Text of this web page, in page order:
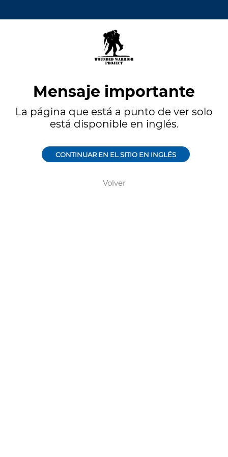
Mensaje importante
La página que está a punto de ver solo
está disponible en inglés.
CONTINUAR EN EL SITIO EN INGLÉS
Volver